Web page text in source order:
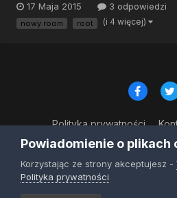
lollipopa o ile jest to mozliwe na sony
dzięki i jeśli ktoś mi naprawde
17 Maja 2015 3 odpowiedzi
nowy room root (i 4 więcej)
Polityka prywatności
© Copyright
Powered by Invision
Powiadomienie o plikach
Korzystając ze strony akceptujesz -
Polityka prywatności